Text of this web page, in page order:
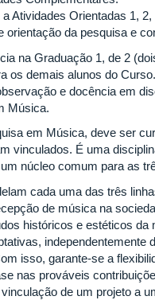
Atividades Orientadas 1,
da pesquisa e
na Graduação 1, de 2
os demais alunos do
e docência em
Música.
em Música, deve ser
vinculados. É uma
núcleo comum para as
cada uma das três
de música na
históricos e estéticos da
independentemente
isso, garante-se a
nas prováveis
de um projeto a